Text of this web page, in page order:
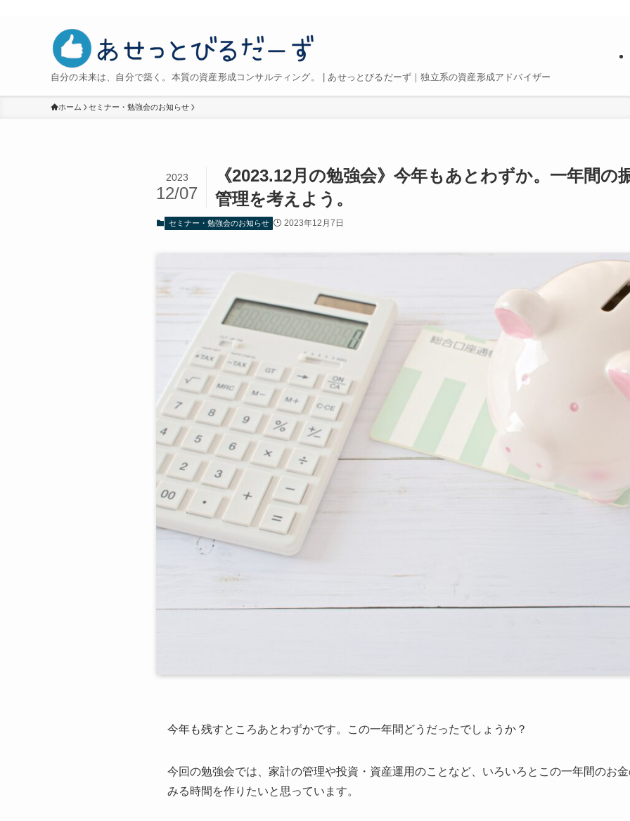
自分の未来は、自分で築く。本質の資産形成コンサルティング。 | あせっとびるだーず｜独立系の資産形成アドバイザー
ホーム セミナー・勉強会のお知らせ
《2023.12月の勉強会》今年もあとわずか。一年間の
管理を考えよう。
2023
12/07
セミナー・勉強会のお知らせ 2023年12月7日
今年も残すところあとわずかです。この一年間どうだったでしょうか？
今回の勉強会では、家計の管理や投資・資産運用のことなど、いろいろとこの一年間のお
みる時間を作りたいと思っています。